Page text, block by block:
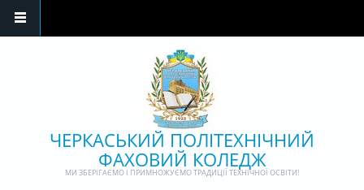
ЧЕРКАСЬКИЙ ПОЛІТЕХНІЧНИЙ
ФАХОВИЙ КОЛЕДЖ
МИ ЗБЕРІГАЄМО І ПРИМНОЖУЄМО ТРАДИЦІЇ ТЕХНІЧНОЇ ОСВІТИ!